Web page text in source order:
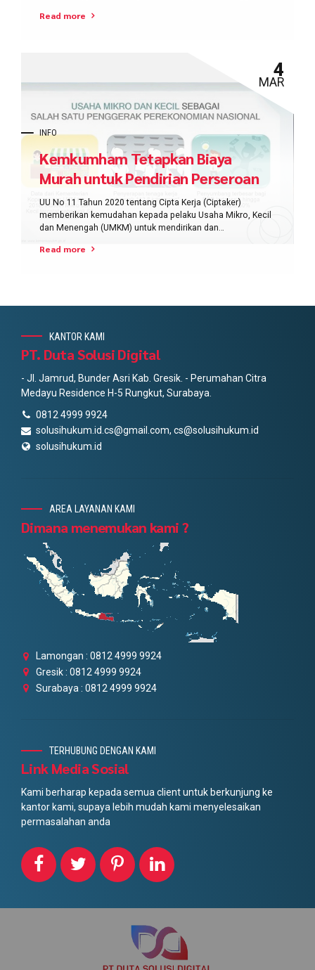
pendanaan. Dari jumlah itu, 24 di antarannya merupakan
Read more
INFO
4
MAR
Kemkumham Tetapkan Biaya
Murah untuk Pendirian Perseroan
Perorangan
UU No 11 Tahun 2020 tentang Cipta Kerja (Ciptaker)
memberikan kemudahan kepada pelaku Usaha Mikro, Kecil
dan Menengah (UMKM) untuk mendirikan dan
yakni perseroan perseorangan diyakini dapat meningkatkan
Read more
KANTOR KAMI
PT. Duta Solusi Digital
- Jl. Jamrud, Bunder Asri Kab. Gresik. - Perumahan Citra
Medayu Residence H-5 Rungkut, Surabaya.
0812 4999 9924
solusihukum.id.cs@gmail.com, cs@solusihukum.id
solusihukum.id
AREA LAYANAN KAMI
Dimana menemukan kami ?
Lamongan : 0812 4999 9924
Gresik : 0812 4999 9924
Surabaya : 0812 4999 9924
TERHUBUNG DENGAN KAMI
Link Media Sosial
Kami berharap kepada semua client untuk berkunjung ke
kantor kami, supaya lebih mudah kami menyelesaikan
permasalahan anda